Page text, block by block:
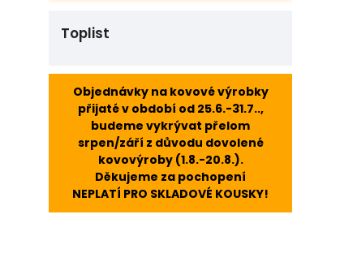
Toplist
Objednávky na kovové výrobky
přijaté v období od 25.6.-31.7..,
budeme vykrývat přelom
srpen/září z důvodu dovolené
kovovýroby (1.8.-20.8.).
Děkujeme za pochopení
NEPLATÍ PRO SKLADOVÉ KOUSKY!